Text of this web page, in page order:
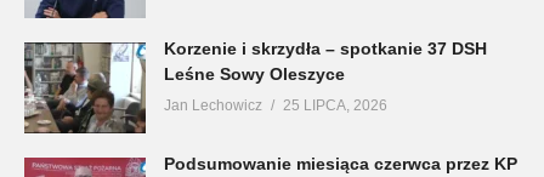
Korzenie i skrzydła – spotkanie 37 DSH
Leśne Sowy Oleszyce
Jan Lechowicz 25 LIPCA, 2026
Podsumowanie miesiąca czerwca przez KP